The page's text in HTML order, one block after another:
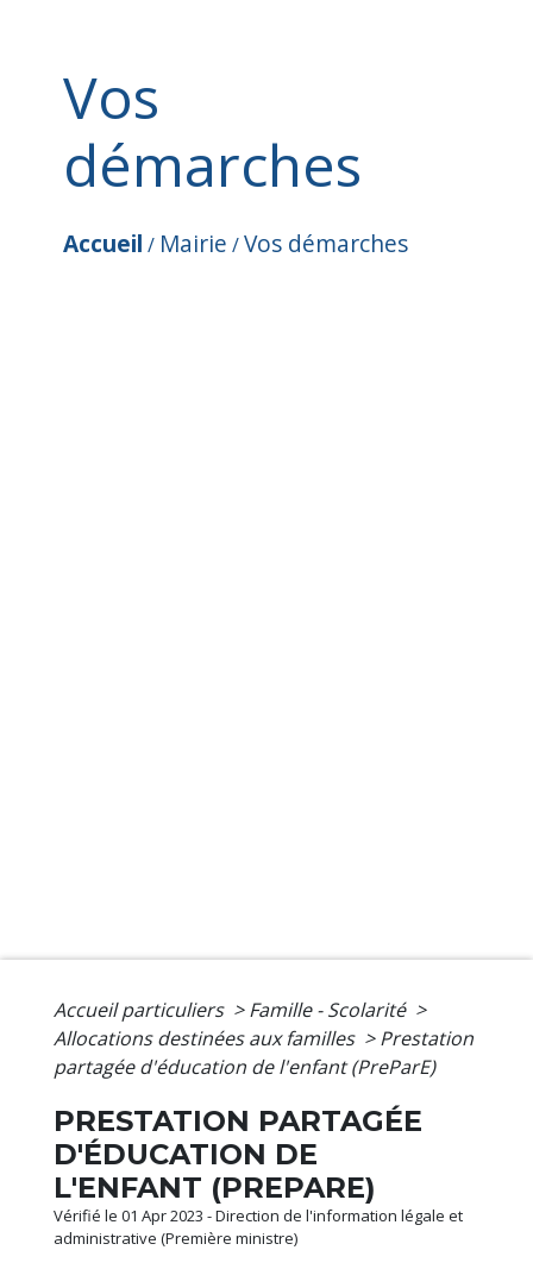
Vos
démarches
Accueil / Mairie /Vos démarches
Accueil particuliers > Famille - Scolarité >
Allocations destinées aux familles > Prestation
partagée d'éducation de l'enfant (PreParE)
PRESTATION PARTAGÉE
D'ÉDUCATION DE
L'ENFANT (PREPARE)
Vérifié le 01 Apr 2023 - Direction de l'information légale et
administrative (Première ministre)